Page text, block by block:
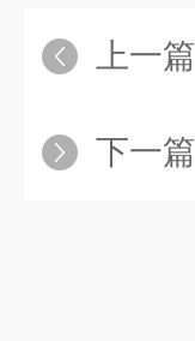
上一
下一篇